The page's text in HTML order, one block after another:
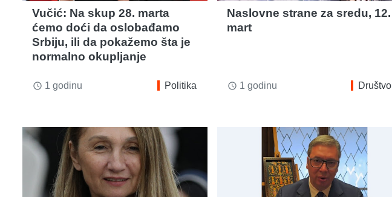
Vučić: Na skup 28. marta
ćemo doći da oslobađamo
Srbiju, ili da pokažemo šta je
normalno okupljanje
access_time 1 godinu Politika
Naslovne strane za sredu, 12.
mart
access_time 1 godinu Društvo